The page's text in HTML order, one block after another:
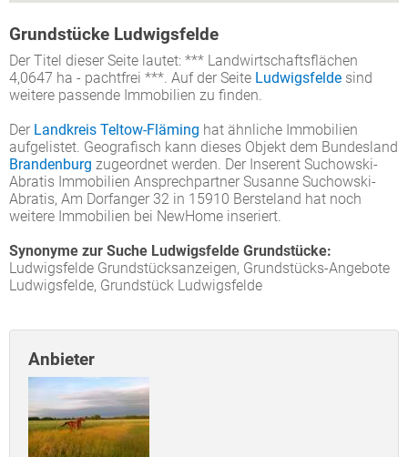
Grundstücke Ludwigsfelde
Der Titel dieser Seite lautet: *** Landwirtschaftsflächen
4,0647 ha - pachtfrei ***. Auf der Seite Ludwigsfelde sind
weitere passende Immobilien zu finden.
Der Landkreis Teltow-Fläming hat ähnliche Immobilien
aufgelistet. Geografisch kann dieses Objekt dem Bundesland
Brandenburg zugeordnet werden. Der Inserent Suchowski-
Abratis Immobilien Ansprechpartner Susanne Suchowski-
Abratis, Am Dorfanger 32 in 15910 Bersteland hat noch
weitere Immobilien bei NewHome inseriert.
Synonyme zur Suche Ludwigsfelde Grundstücke:
Ludwigsfelde Grundstücksanzeigen, Grundstücks-Angebote
Ludwigsfelde, Grundstück Ludwigsfelde
Anbieter